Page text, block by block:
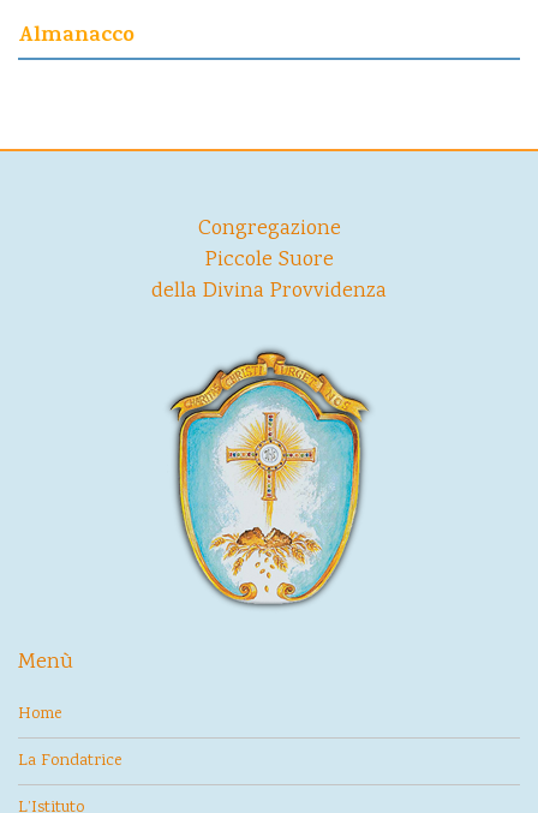
Almanacco
Congregazione
Piccole Suore
della Divina Provvidenza
Menù
Home
La Fondatrice